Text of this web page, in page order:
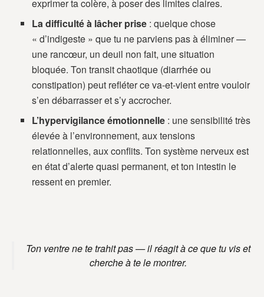
exprimer ta colère, à poser des limites claires.
La difficulté à lâcher prise : quelque chose
« d’indigeste » que tu ne parviens pas à éliminer —
une rancœur, un deuil non fait, une situation
bloquée. Ton transit chaotique (diarrhée ou
constipation) peut refléter ce va-et-vient entre vouloir
s’en débarrasser et s’y accrocher.
L’hypervigilance émotionnelle : une sensibilité très
élevée à l’environnement, aux tensions
relationnelles, aux conflits. Ton système nerveux est
en état d’alerte quasi permanent, et ton intestin le
ressent en premier.
Ton ventre ne te trahit pas — il réagit à ce que tu vis et
cherche à te le montrer.